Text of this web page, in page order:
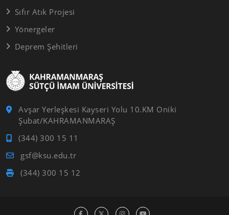
Avşar Yerleşkesi Kayseri Yolu 10.KM Oniki
Şubat/KAHRAMANMARAŞ
(344) 300 15 11
gsf@ksu.edu.tr
(344) 300 15 12
Sıfır Atık Projesi
Yönergeler
Deprem Şehitleri